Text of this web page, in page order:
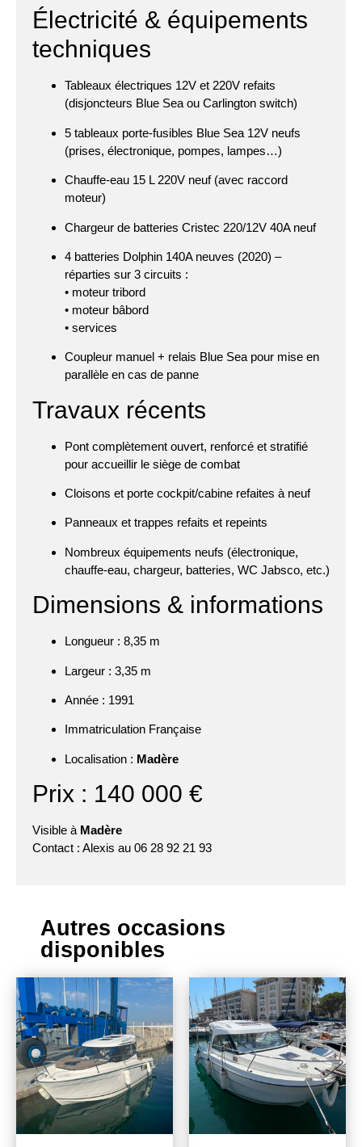
Électricité & équipements
techniques
Tableaux électriques 12V et 220V refaits
(disjoncteurs Blue Sea ou Carlington switch)
5 tableaux porte-fusibles Blue Sea 12V neufs
(prises, électronique, pompes, lampes…)
Chauffe-eau 15 L 220V neuf (avec raccord
moteur)
Chargeur de batteries Cristec 220/12V 40A neuf
4 batteries Dolphin 140A neuves (2020) –
réparties sur 3 circuits :
• moteur tribord
• moteur bâbord
• services
Coupleur manuel + relais Blue Sea pour mise en
parallèle en cas de panne
Travaux récents
Pont complètement ouvert, renforcé et stratifié
pour accueillir le siège de combat
Cloisons et porte cockpit/cabine refaites à neuf
Panneaux et trappes refaits et repeints
Nombreux équipements neufs (électronique,
chauffe-eau, chargeur, batteries, WC Jabsco, etc.)
Dimensions & informations
Longueur : 8,35 m
Largeur : 3,35 m
Année : 1991
Immatriculation Française
Localisation : Madère
Prix : 140 000 €
Visible à Madère
Contact : Alexis au 06 28 92 21 93
Autres occasions
disponibles